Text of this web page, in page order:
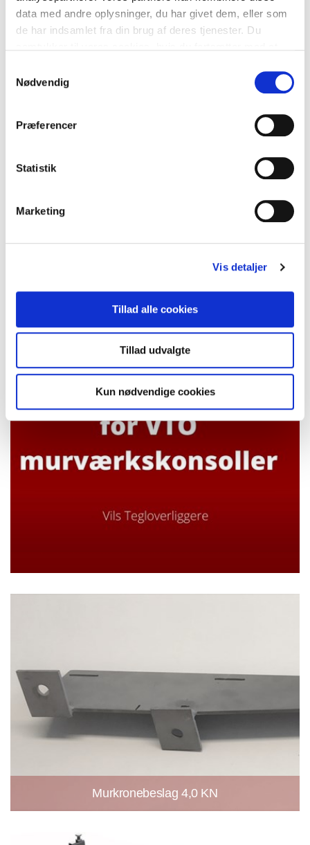
data med andre oplysninger, du har givet dem, eller som
de har indsamlet fra din brug af deres tjenester. Du
Nødvendig
Præferencer
Statistik
Marketing
Vis detaljer
Tillad alle cookies
Tillad udvalgte
Kun nødvendige cookies
Trækprøvning af murværk
Murkronebeslag 4,0 KN